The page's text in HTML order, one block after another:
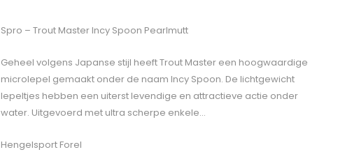
Spro – Trout Master Incy Spoon Pearlmutt
Geheel volgens Japanse stijl heeft Trout Master een hoogwaardige
microlepel gemaakt onder de naam Incy Spoon. De lichtgewicht
lepeltjes hebben een uiterst levendige en attractieve actie onder
water. Uitgevoerd met ultra scherpe enkele…
Hengelsport Forel